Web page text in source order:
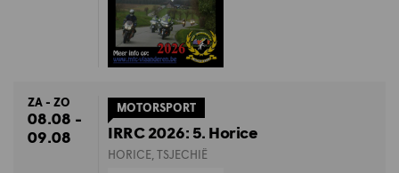
ZA - ZO
08.08 -
09.08
MOTORSPORT
IRRC 2026: 5. Horice
HORICE, TSJECHIË